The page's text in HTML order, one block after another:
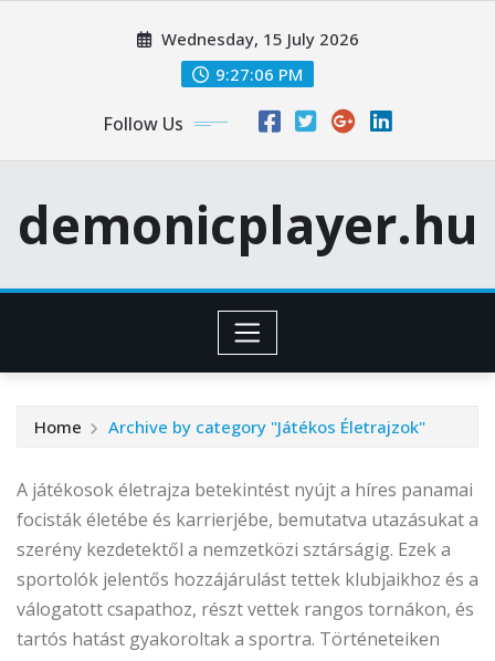
Wednesday, 15 July 2026
9:27:07 PM
Follow Us
demonicplayer.hu
Home Archive by category "Játékos Életrajzok"
A játékosok életrajza betekintést nyújt a híres panamai
focisták életébe és karrierjébe, bemutatva utazásukat a
szerény kezdetektől a nemzetközi sztárságig. Ezek a
sportolók jelentős hozzájárulást tettek klubjaikhoz és a
válogatott csapathoz, részt vettek rangos tornákon, és
tartós hatást gyakoroltak a sportra. Történeteiken